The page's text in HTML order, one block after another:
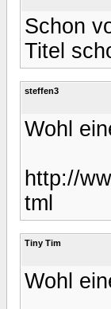
Schon
Titel
steffen3
Wohl
http://
tml
Tiny Tim
Wohl